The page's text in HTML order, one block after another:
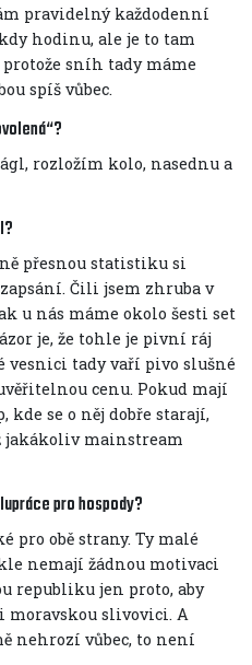
pravidelný každodenní
hodinu, ale je to tam
sníh tady máme
spíš vůbec.
rozložím kolo, nasednu a
přesnou statistiku si
Čili jsem zhruba v
u nás máme okolo šesti set
je, že tohle je pivní ráj
vesnici tady vaří pivo slušné
cenu. Pokud mají
kde se o něj dobře starají,
jakákoliv mainstream
pro hospody?
pro obě strany. Ty malé
nemají žádnou motivaci
republiku jen proto, aby
moravskou slivovici. A
nehrozí vůbec, to není